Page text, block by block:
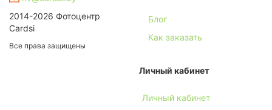
2014-2026 Фотоцентр
Cardsi
Все права защищены
Блог
Как заказать
Личный кабинет
Личный кабинет